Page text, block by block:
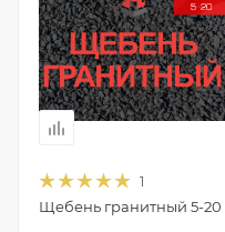
1
Щебень гранитный 5-20